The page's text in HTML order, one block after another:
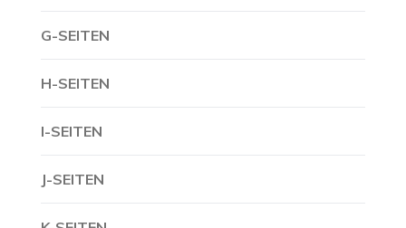
G-SEITEN
H-SEITEN
I-SEITEN
J-SEITEN